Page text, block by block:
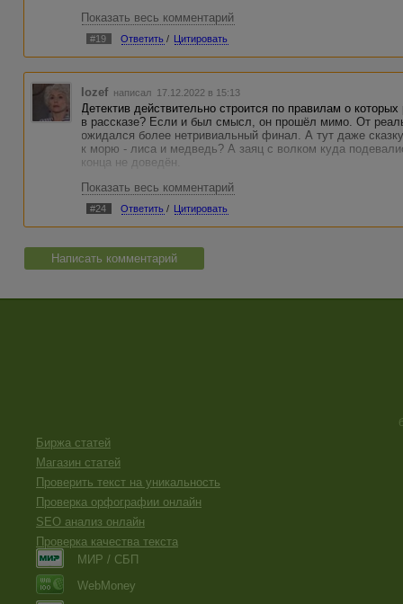
Показать весь комментарий
#19 Ответить / Цитировать
Iozef написал 17.12.2022 в 15:13
Детектив действительно строится по правилам о
в рассказе? Если и был смысл, он прошёл мимо. От
ожидался более нетривиальный финал. А тут даже
к морю - лиса и медведь? А заяц с волком куда
конца не доведён.
Показать весь комментарий
#24 Ответить / Цитировать
Написать комментарий
Биржа статей
Магазин статей
Проверить текст на уникальность
Проверка орфографии онлайн
SEO анализ онлайн
Проверка качества текста
МИР / СБП
WebMoney